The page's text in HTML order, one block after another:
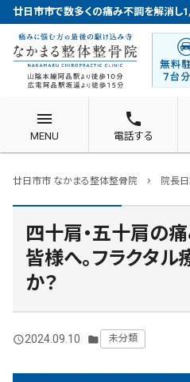
menu
MENU
phone
電話する
廿日市市 なかまる整体整骨院 chevron_right 院長
四十肩・五十肩の
皆様へ。フラクタ
か？
query_builder2024.09.10 folder 未分類